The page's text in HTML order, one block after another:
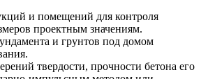
и помещений для контроля
проектным значениям.
и грунтов под домом
твердости, прочности бетона его